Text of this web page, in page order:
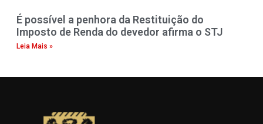
É possível a penhora da Restituição do
Imposto de Renda do devedor afirma o STJ
Leia Mais »